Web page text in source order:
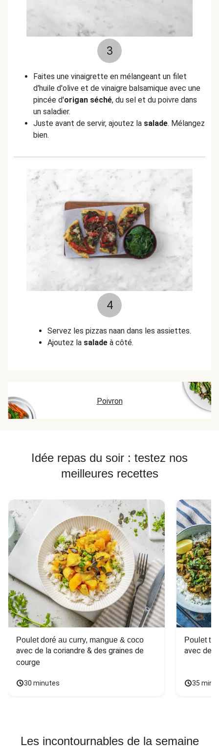
3
Faites une vinaigrette en mélangeant un filet
d'huile d'olive et de vinaigre balsamique avec une
pincée d'origan séché, du sel et du poivre dans
un saladier.
Juste avant de servir, ajoutez la salade. Mélangez
bien.
4
Servez les pizzas naan dans les assiettes.
Ajoutez la salade à côté.
Poivron
Idée repas du soir : testez nos
meilleures recettes
Poulet doré au curry, mangue & coco
avec de la coriandre & des graines de
courge
30 minutes
Poulet
avec des
35
Les incontournables de la semaine